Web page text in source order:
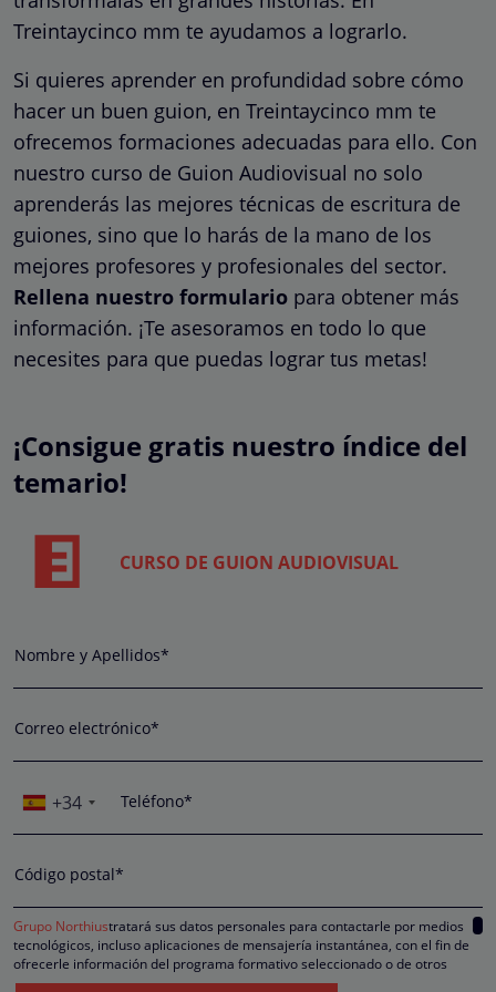
Treintaycinco mm te ayudamos a lograrlo.
Si quieres aprender en profundidad sobre cómo
hacer un buen guion, en Treintaycinco mm te
ofrecemos formaciones adecuadas para ello. Con
nuestro curso de Guion Audiovisual no solo
aprenderás las mejores técnicas de escritura de
guiones, sino que lo harás de la mano de los
mejores profesores y profesionales del sector.
Rellena nuestro formulario para obtener más
información. ¡Te asesoramos en todo lo que
necesites para que puedas lograr tus metas!
¡Consigue gratis nuestro índice del
temario!
CURSO DE GUION AUDIOVISUAL
Nombre y Apellidos*
Correo electrónico*
+34 Teléfono*
Código postal*
Grupo Northiustratará sus datos personales para contactarle por medios
tecnológicos, incluso aplicaciones de mensajería instantánea, con el fin de
ofrecerle información del programa formativo seleccionado o de otros
directamente relacionados con el interés manifestado y, en su caso, para